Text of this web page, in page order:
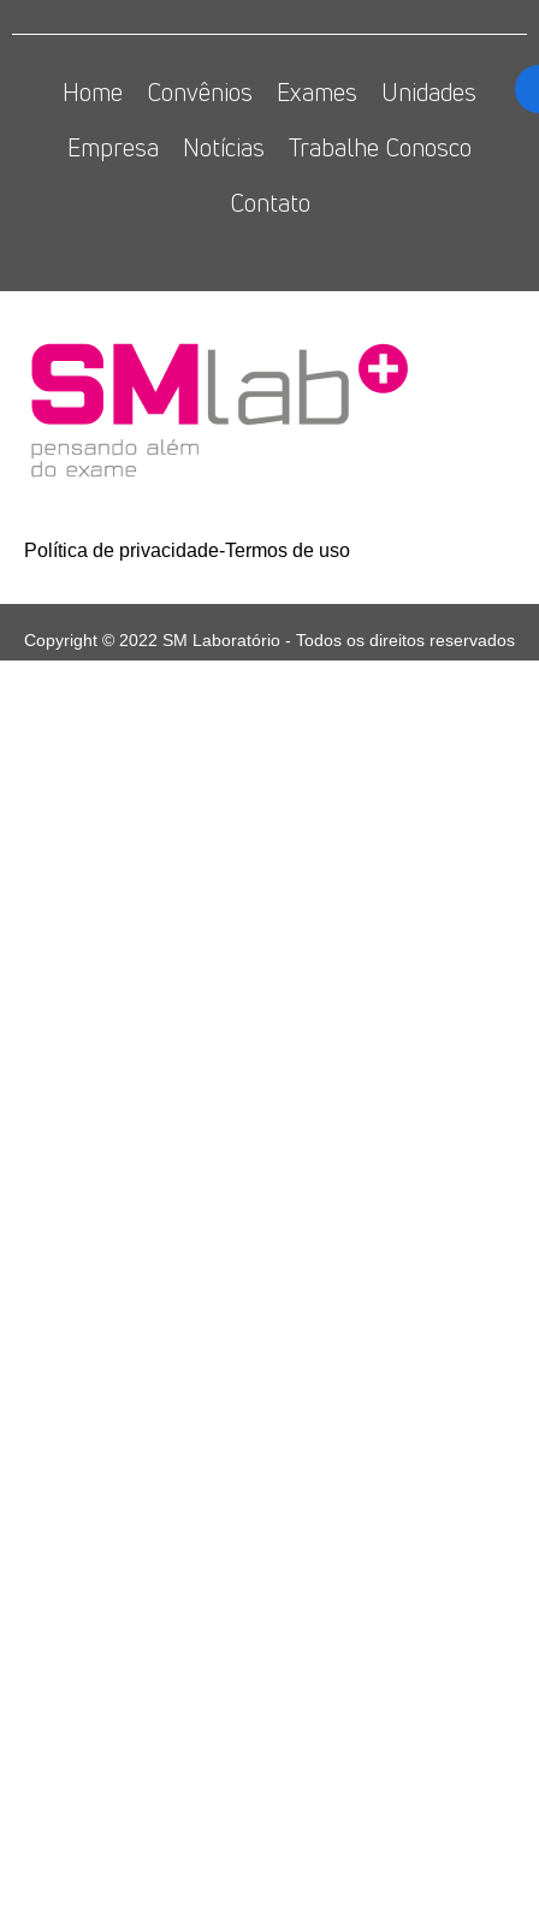
Home Convênios Exames
Unidades
Empresa
Notícias
Trabalhe Conosco
Contato
Política de privacidade-Termos de uso
Copyright © 2022 SM Laboratório - Todos os direitos reservados